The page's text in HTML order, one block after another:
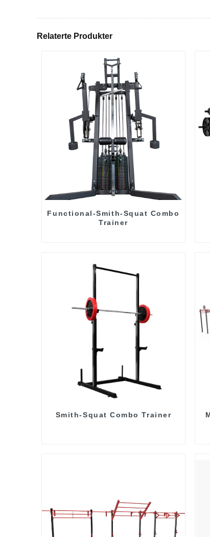
Relaterte Produkter
Functional-Smith-Squat Combo
Trainer
Smith-Squat Combo Trainer